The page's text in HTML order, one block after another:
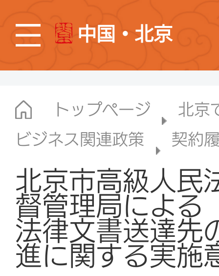
中国・北京
トップページ
北京
ビジネス関連政策
契約
北京市高級人民
督管理局による
法律文書送達先
進に関する実施